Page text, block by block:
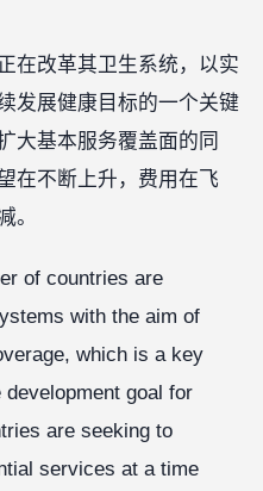
在改革其卫生系统，以实
发展健康目标的一个关键
大基本服务覆盖面的同
在不断上升，费用在飞
。
of countries are
with the aim of
which is a key
goal for
are seeking to
services at a time